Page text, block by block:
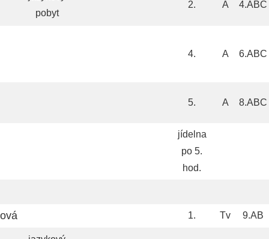
pobyt
2. A 4.ABC
4. A 6.ABC
5. A 8.ABC
jídelna
po 5.
hod.
1. Tv 9.AB